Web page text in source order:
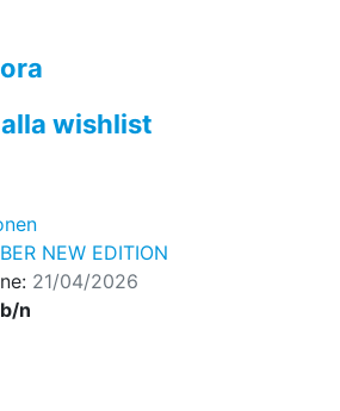
wishlist
NEW EDITION
21/04/2026
n